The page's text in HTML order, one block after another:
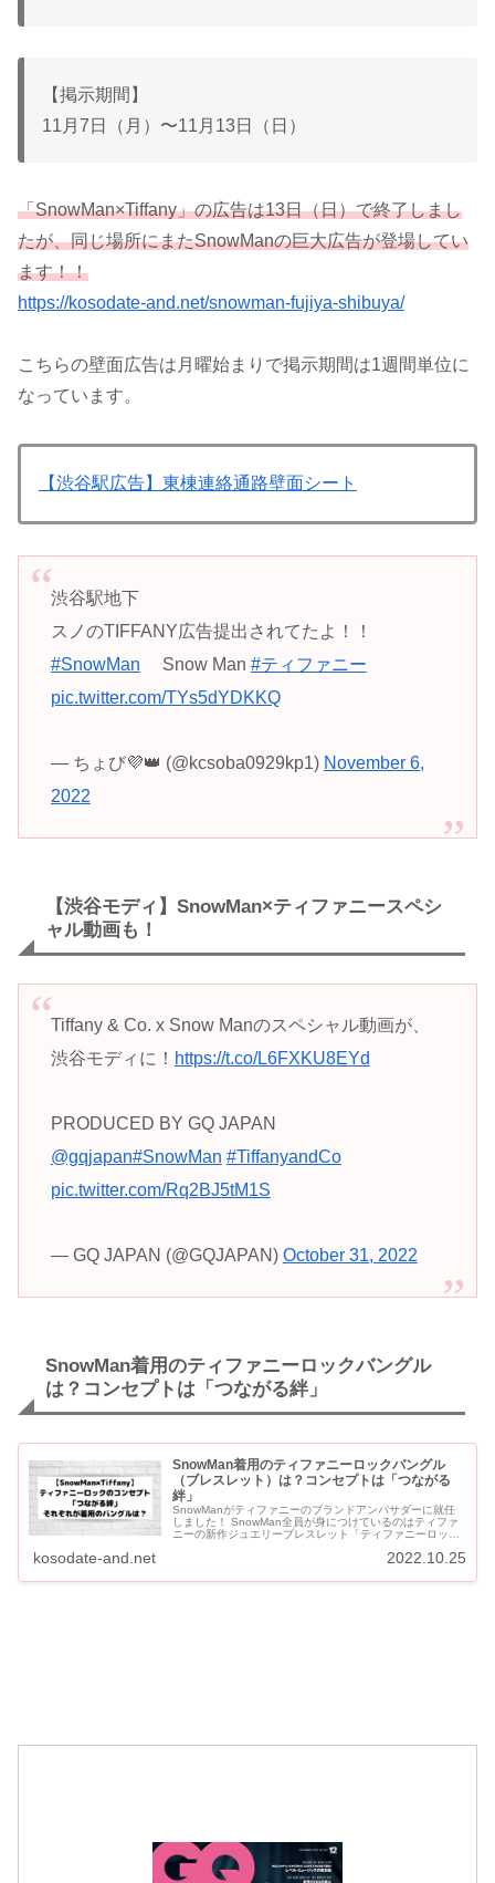
【掲示期間】
11月7日（月）〜11月13日（日）
「SnowMan×Tiffany」の広告は13日（日）で終了しまし
たが、同じ場所にまたSnowManの巨大広告が登場してい
ます！！
https://kosodate-and.net/snowman-fujiya-shibuya/
こちらの壁面広告は月曜始まりで掲示期間は1週間単位に
なっています。
【渋谷駅広告】東棟連絡通路壁面シート
渋谷駅地下
スノのTIFFANY広告提出されてたよ！！
#SnowMan Snow Man #ティファニー
pic.twitter.com/TYs5dYDKKQ
— ちょび💜👑 (@kcsoba0929kp1) November 6,
2022
【渋谷モディ】SnowMan×ティファニースペシ
ャル動画も！
Tiffany & Co. x Snow Manのスペシャル動画が、
渋谷モディに！ https://t.co/L6FXKU8EYd
PRODUCED BY GQ JAPAN
@gqjapan#SnowMan #TiffanyandCo
pic.twitter.com/Rq2BJ5tM1S
— GQ JAPAN (@GQJAPAN) October 31, 2022
SnowMan着用のティファニーロックバングル
は？コンセプトは「つながる絆」
SnowMan着用のティファニーロックバングル
（ブレスレット）は？コンセプトは「つながる
絆」
SnowManがティファニーのブランドアンバサダーに就任
しました！ SnowMan全員が身につけているのはティファ
ニーの新作ジュエリーブレスレット「ティファニーロッ
kosodate-and.net 2022.10.25